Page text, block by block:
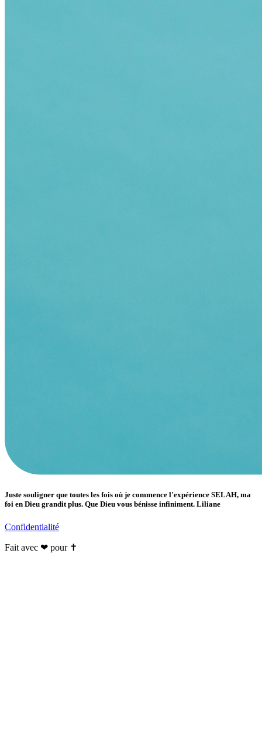
Juste souligner que toutes les fois où je commence l'expérience SELAH, ma
foi en Dieu grandit plus. Que Dieu vous bénisse infiniment. Liliane
Confidentialité
Fait avec ❤ pour ✝️️